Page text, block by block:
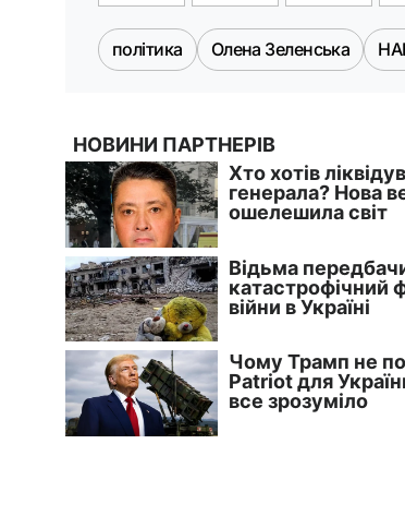
політика Олена Зеленська